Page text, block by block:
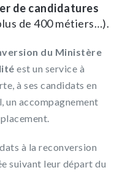
de candidatures
de 400 métiers…).
du Ministère
est un service à
à ses candidats en
un accompagnement
à la reconversion
suivant leur départ du